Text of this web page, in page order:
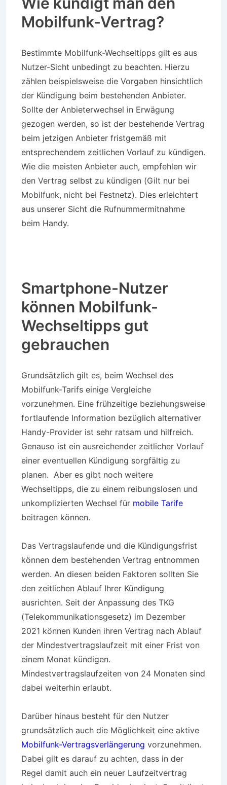
Mobilfunk-Vertrag?
Bestimmte Mobilfunk-Wechseltipps gilt es aus
Nutzer-Sicht unbedingt zu beachten. Hierzu
zählen beispielsweise die Vorgaben hinsichtlich
der Kündigung beim bestehenden Anbieter.
Sollte der Anbieterwechsel in Erwägung
gezogen werden, so ist der bestehende Vertrag
beim jetzigen Anbieter fristgemäß mit
entsprechendem zeitlichen Vorlauf zu kündigen.
Wie die meisten Anbieter auch, empfehlen wir
den Vertrag selbst zu kündigen (Gilt nur bei
Mobilfunk, nicht bei Festnetz). Dies erleichtert
aus unserer Sicht die Rufnummermitnahme
beim Handy.
Smartphone-Nutzer
können Mobilfunk-
Wechseltipps gut
gebrauchen
Grundsätzlich gilt es, beim Wechsel des
Mobilfunk-Tarifs einige Vergleiche
vorzunehmen. Eine frühzeitige beziehungsweise
fortlaufende Information bezüglich alternativer
Handy-Provider ist sehr ratsam und hilfreich.
Genauso ist ein ausreichender zeitlicher Vorlauf
einer eventuellen Kündigung sorgfältig zu
planen. Aber es gibt noch weitere
Wechseltipps, die zu einem reibungslosen und
unkomplizierten Wechsel für mobile Tarife
beitragen können.
Das Vertragslaufende und die Kündigungsfrist
können dem bestehenden Vertrag entnommen
werden. An diesen beiden Faktoren sollten Sie
den zeitlichen Ablauf Ihrer Kündigung
ausrichten. Seit der Anpassung des TKG
(Telekommunikationsgesetz) im Dezember
2021 können Kunden ihren Vertrag nach Ablauf
der Mindestvertragslaufzeit mit einer Frist von
einem Monat kündigen.
Mindestvertragslaufzeiten von 24 Monaten sind
dabei weiterhin erlaubt.
Darüber hinaus besteht für den Nutzer
grundsätzlich auch die Möglichkeit eine aktive
Mobilfunk-Vertragsverlängerung vorzunehmen.
Dabei gilt es darauf zu achten, dass in der
Regel damit auch ein neuer Laufzeitvertrag